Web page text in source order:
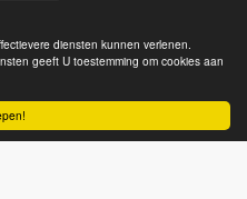
diensten kunnen verlenen.
geeft U toestemming om cookies aan
deReal Estate Group.
- Vastgoed.hu © 2026 Alle